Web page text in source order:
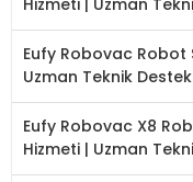
Eufy Robovac Robot
Uzman Teknik Destek
Eufy Robovac X8
Hizmeti | Uzman